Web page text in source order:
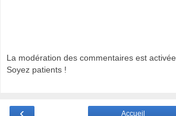
La modération des commentaires est activée.
Soyez patients !
‹ Accueil